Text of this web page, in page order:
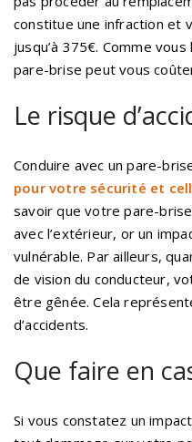
constitue une infraction et
jusqu’à 375€. Comme
pare-brise peut vous
Le risque
Conduire avec un pare-
pour votre sécurité et
savoir que votre pare-
avec l’extérieur, or un
vulnérable. Par ailleurs,
de vision du conducteur,
être gênée. Cela
d’accidents.
Que faire en
Si vous constatez un